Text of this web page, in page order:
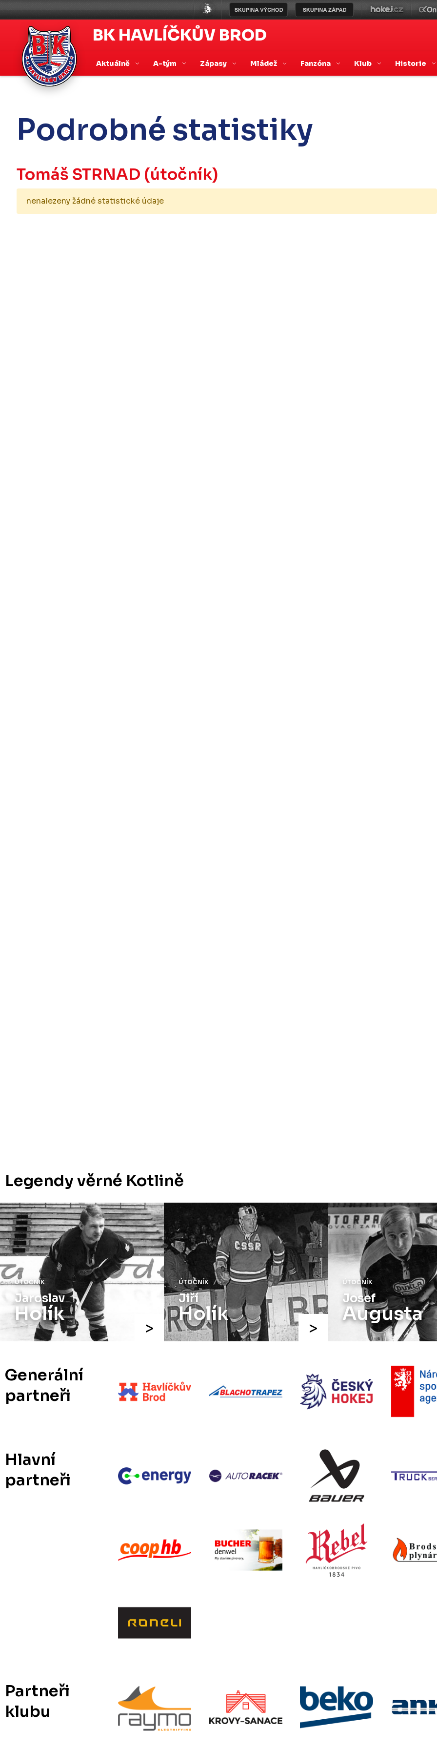
BK HAVLÍČKŮV BROD
Aktuálně A-tým Zápasy Mládež Fanzóna Klub Historie
Podrobné statistiky
Tomáš STRNAD (útočník)
nenalezeny žádné statistické údaje
Legendy věrné Kotlině
ÚTOČNÍK
Jaroslav
Holík
ÚTOČNÍK
Jiří
Holík
ÚTOČNÍK
Josef
Augusta
Generální
partneři
Hlavní
partneři
Partneři
klubu